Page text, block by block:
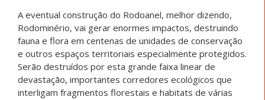
A eventual construção do Rodoanel, melhor dizendo,
Rodominério, vai gerar enormes impactos, destruindo
fauna e flora em centenas de unidades de conservação
e outros espaços territoriais especialmente protegidos.
Serão destruídos por esta grande faixa linear de
devastação, importantes corredores ecológicos que
interligam fragmentos florestais e habitats de várias